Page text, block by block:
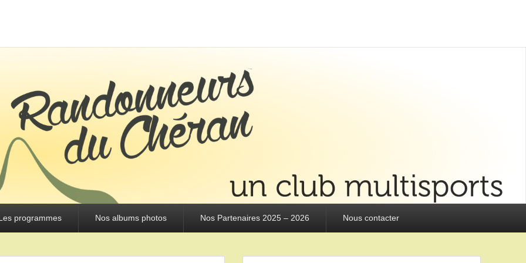
programmes Nos albums photos Nos Partenaires 2025 – 2026 Nous contacter